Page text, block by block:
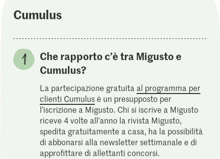
Cumulus
Che rapporto c’è tra Migusto e
Cumulus?
La partecipazione gratuita al programma per
clienti Cumulusè un presupposto per
l’iscrizione a Migusto. Chi si iscrive a Migusto
riceve 4 volte all’anno la rivista Migusto,
spedita gratuitamente a casa, ha la possibilità
di abbonarsi alla newsletter settimanale e di
approfittare di allettanti concorsi.